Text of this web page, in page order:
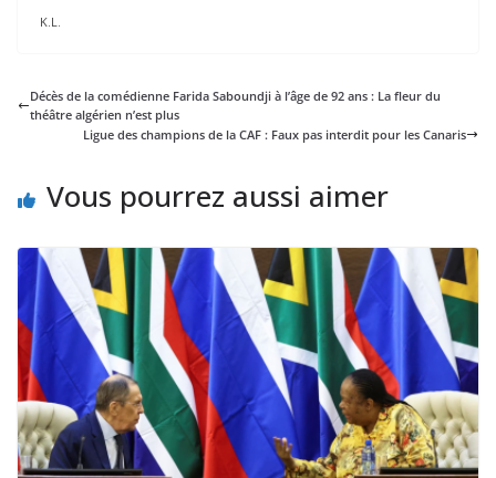
K.L.
Décès de la comédienne Farida Saboundji à l’âge de 92 ans : La fleur du
théâtre algérien n’est plus
Ligue des champions de la CAF : Faux pas interdit pour les Canaris
Vous pourrez aussi aimer